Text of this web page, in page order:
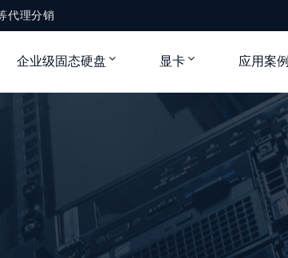
代理分销
企业级固态硬盘 显卡 应用案例